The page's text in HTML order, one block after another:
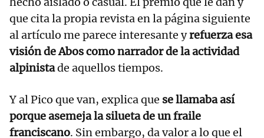
que cita la propia revista en la página siguiente
al artículo me parece interesante yrefuerza esa
visión de Abos como narrador de la actividad
alpinistade aquellos tiempos.
Y al Pico que van, explica que se llamaba así
porque asemeja la silueta de un fraile
franciscano. Sin embargo, da valor a lo que el